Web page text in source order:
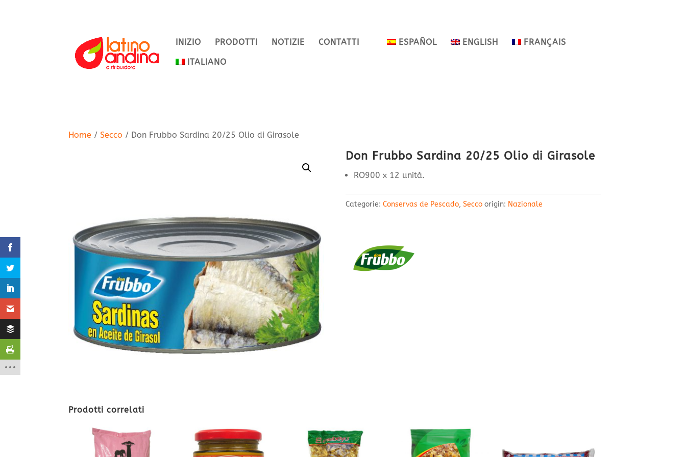
INIZIO PRODOTTI NOTIZIE CONTATTI ESPAÑOL ENGLISH FRANÇAIS
ITALIANO
Home /Secco / Don Frubbo Sardina 20/25 Olio di Girasole
Don Frubbo Sardina 20/25 Olio di Girasole
RO900 x 12 unità.
Categorie: Conservas de Pescado, Secco origin: Nazionale
Prodotti correlati